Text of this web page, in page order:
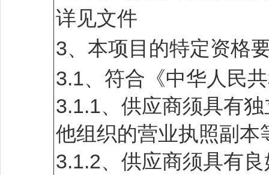
详见文件
3、本项目的特定资格
3.1、符合《中华人民
3.1.1、供应商须具有
他组织的营业执照副本
3.1.2、供应商须具有